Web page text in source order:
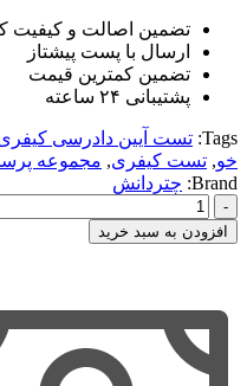
تضمین اصالت و کیفیت
ارسال با پست پیشتاز
تضمین کمترین قیمت
پشتیبانی ۲۴ ساعته
Tags: تست آیین دادرسی
خو, تست کیفری, مجموعه
Brand: چتردانش
مجموعه
پرسش
های
آیین
دادرسی
کیفری
افزودن به سبد خرید